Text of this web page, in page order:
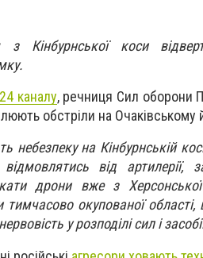
з Кінбурнської коси
24 каналу, речниця Сил оборони
обстріли на Очаківському
небезпеку на Кінбурнській
від артилерії,
дрони вже з
тимчасово окупованої
у розподілі сил і